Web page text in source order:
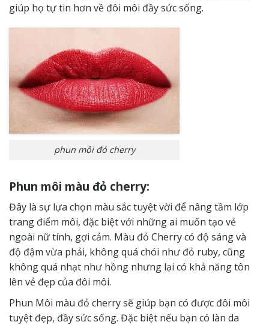
giúp họ tự tin hơn về đôi môi đầy sức sống.
phun môi đỏ cherry
Phun môi màu đỏ cherry:
Đây là sự lựa chọn màu sắc tuyệt vời để nâng tầm lớp
trang điểm môi, đặc biệt với những ai muốn tạo vẻ
ngoài nữ tính, gợi cảm. Màu đỏ Cherry có độ sáng và
độ đậm vừa phải, không quá chói như đỏ ruby, cũng
không quá nhạt như hồng nhưng lại có khả năng tôn
lên vẻ đẹp của đôi môi.
Phun Môi màu đỏ cherry sẽ giúp bạn có được đôi môi
tuyệt đẹp, đầy sức sống. Đặc biệt nếu bạn có làn da